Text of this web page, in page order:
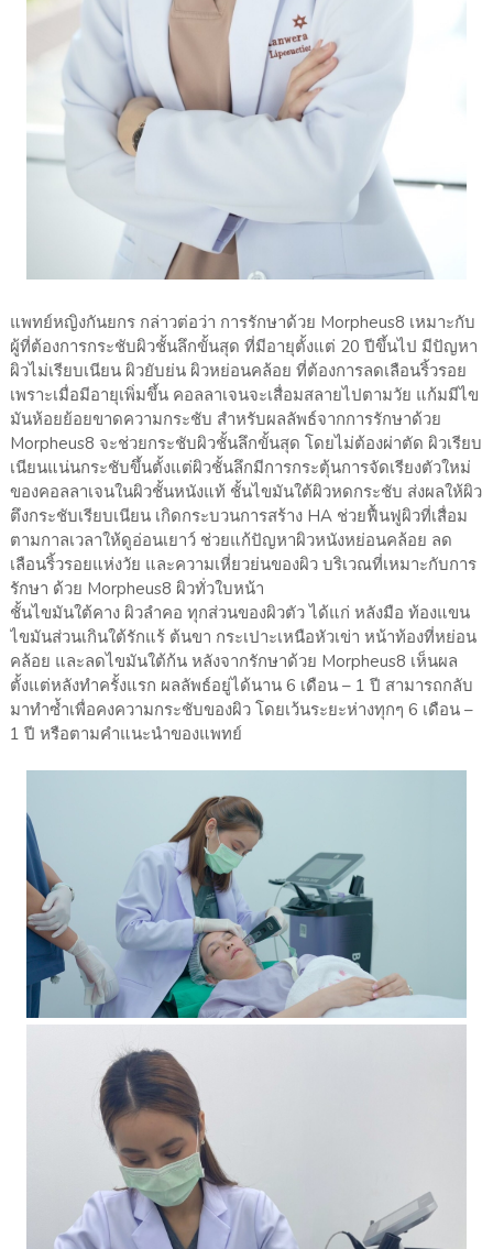
แพทย์หญิงกันยกร กล่าวต่อว่า การรักษาด้วย Morpheus8 เหมาะกับ
ผู้ที่ต้องการกระชับผิวชั้นลึกขั้นสุด ที่มีอายุตั้งแต่ 20 ปีขึ้นไป มีปัญหา
ผิวไม่เรียบเนียน ผิวยับย่น ผิวหย่อนคล้อย ที่ต้องการลดเลือนริ้วรอย
เพราะเมื่อมีอายุเพิ่มขึ้น คอลลาเจนจะเสื่อมสลายไปตามวัย แก้มมีไข
มันห้อยย้อยขาดความกระชับ สำหรับผลลัพธ์จากการรักษาด้วย
Morpheus8 จะช่วยกระชับผิวชั้นลึกขั้นสุด โดยไม่ต้องผ่าตัด ผิวเรียบ
เนียนแน่นกระชับขึ้นตั้งแต่ผิวชั้นลึกมีการกระตุ้นการจัดเรียงตัวใหม่
ของคอลลาเจนในผิวชั้นหนังแท้ ชั้นไขมันใต้ผิวหดกระชับ ส่งผลให้ผิว
ตึงกระชับเรียบเนียน เกิดกระบวนการสร้าง HA ช่วยฟื้นฟูผิวที่เสื่อม
ตามกาลเวลาให้ดูอ่อนเยาว์ ช่วยแก้ปัญหาผิวหนังหย่อนคล้อย ลด
เลือนริ้วรอยแห่งวัย และความเหี่ยวย่นของผิว บริเวณที่เหมาะกับการ
รักษา ด้วย Morpheus8 ผิวทั่วใบหน้า
ชั้นไขมันใต้คาง ผิวลำคอ ทุกส่วนของผิวตัว ได้แก่ หลังมือ ท้องแขน
ไขมันส่วนเกินใต้รักแร้ ต้นขา กระเปาะเหนือหัวเข่า หน้าท้องที่หย่อน
คล้อย และลดไขมันใต้ก้น หลังจากรักษาด้วย Morpheus8 เห็นผล
ตั้งแต่หลังทำครั้งแรก ผลลัพธ์อยู่ได้นาน 6 เดือน – 1 ปี สามารถกลับ
มาทำซ้ำเพื่อคงความกระชับของผิว โดยเว้นระยะห่างทุกๆ 6 เดือน –
1 ปี หรือตามคำแนะนำของแพทย์